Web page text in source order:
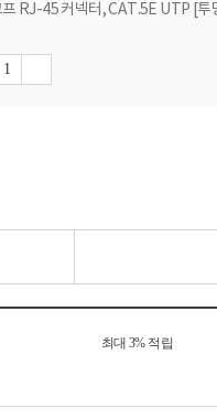
RJ-45 커넥터, CAT.5E UTP [투
최대 3% 적립